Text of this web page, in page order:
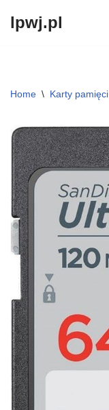
lpwj.pl
Home \ Karty pamięci